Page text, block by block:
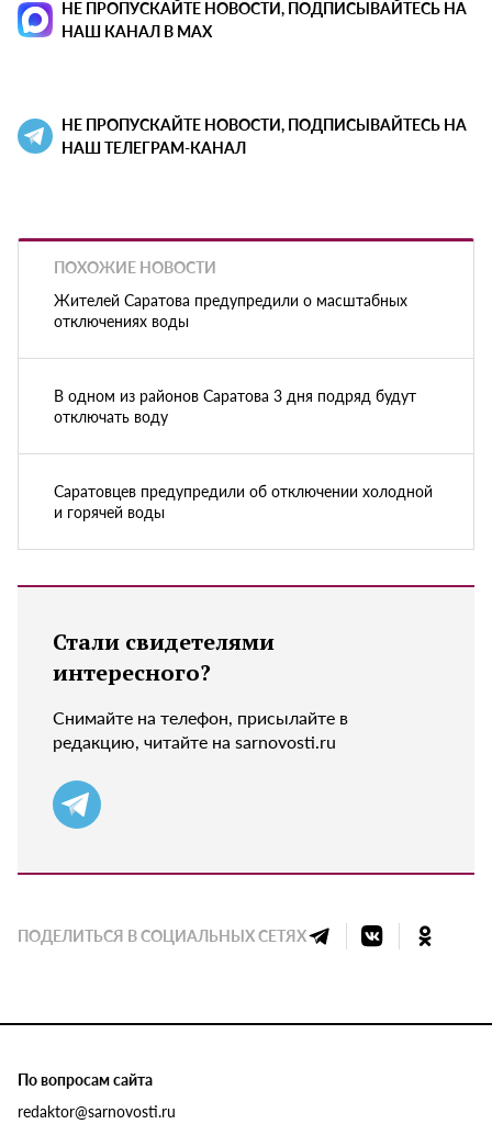
НЕ ПРОПУСКАЙТЕ НОВОСТИ, ПОДПИСЫВАЙТЕСЬ НА
НАШ КАНАЛ В MAX
НЕ ПРОПУСКАЙТЕ НОВОСТИ, ПОДПИСЫВАЙТЕСЬ НА
НАШ ТЕЛЕГРАМ-КАНАЛ
ПОХОЖИЕ НОВОСТИ
Жителей Саратова предупредили о масштабных
отключениях воды
В одном из районов Саратова 3 дня подряд будут
отключать воду
Саратовцев предупредили об отключении холодной
и горячей воды
Стали свидетелями
интересного?
Снимайте на телефон, присылайте в
редакцию, читайте на sarnovosti.ru
ПОДЕЛИТЬСЯ В СОЦИАЛЬНЫХ СЕТЯХ
По вопросам сайта
redaktor@sarnovosti.ru